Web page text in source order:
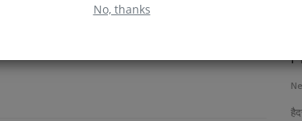
No, thanks
निधन